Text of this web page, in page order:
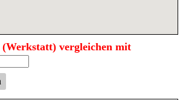
vergleichen mit